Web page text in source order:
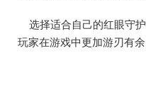
选择适合自己的红眼守
玩家在游戏中更加游刃有余